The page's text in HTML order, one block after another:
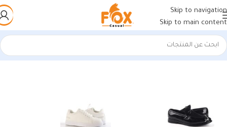
Skip to navigation
Skip to main content
الرئيسية/منتجات تحت الوسم “أحذية رياضية ذهبية عالية الجودة”